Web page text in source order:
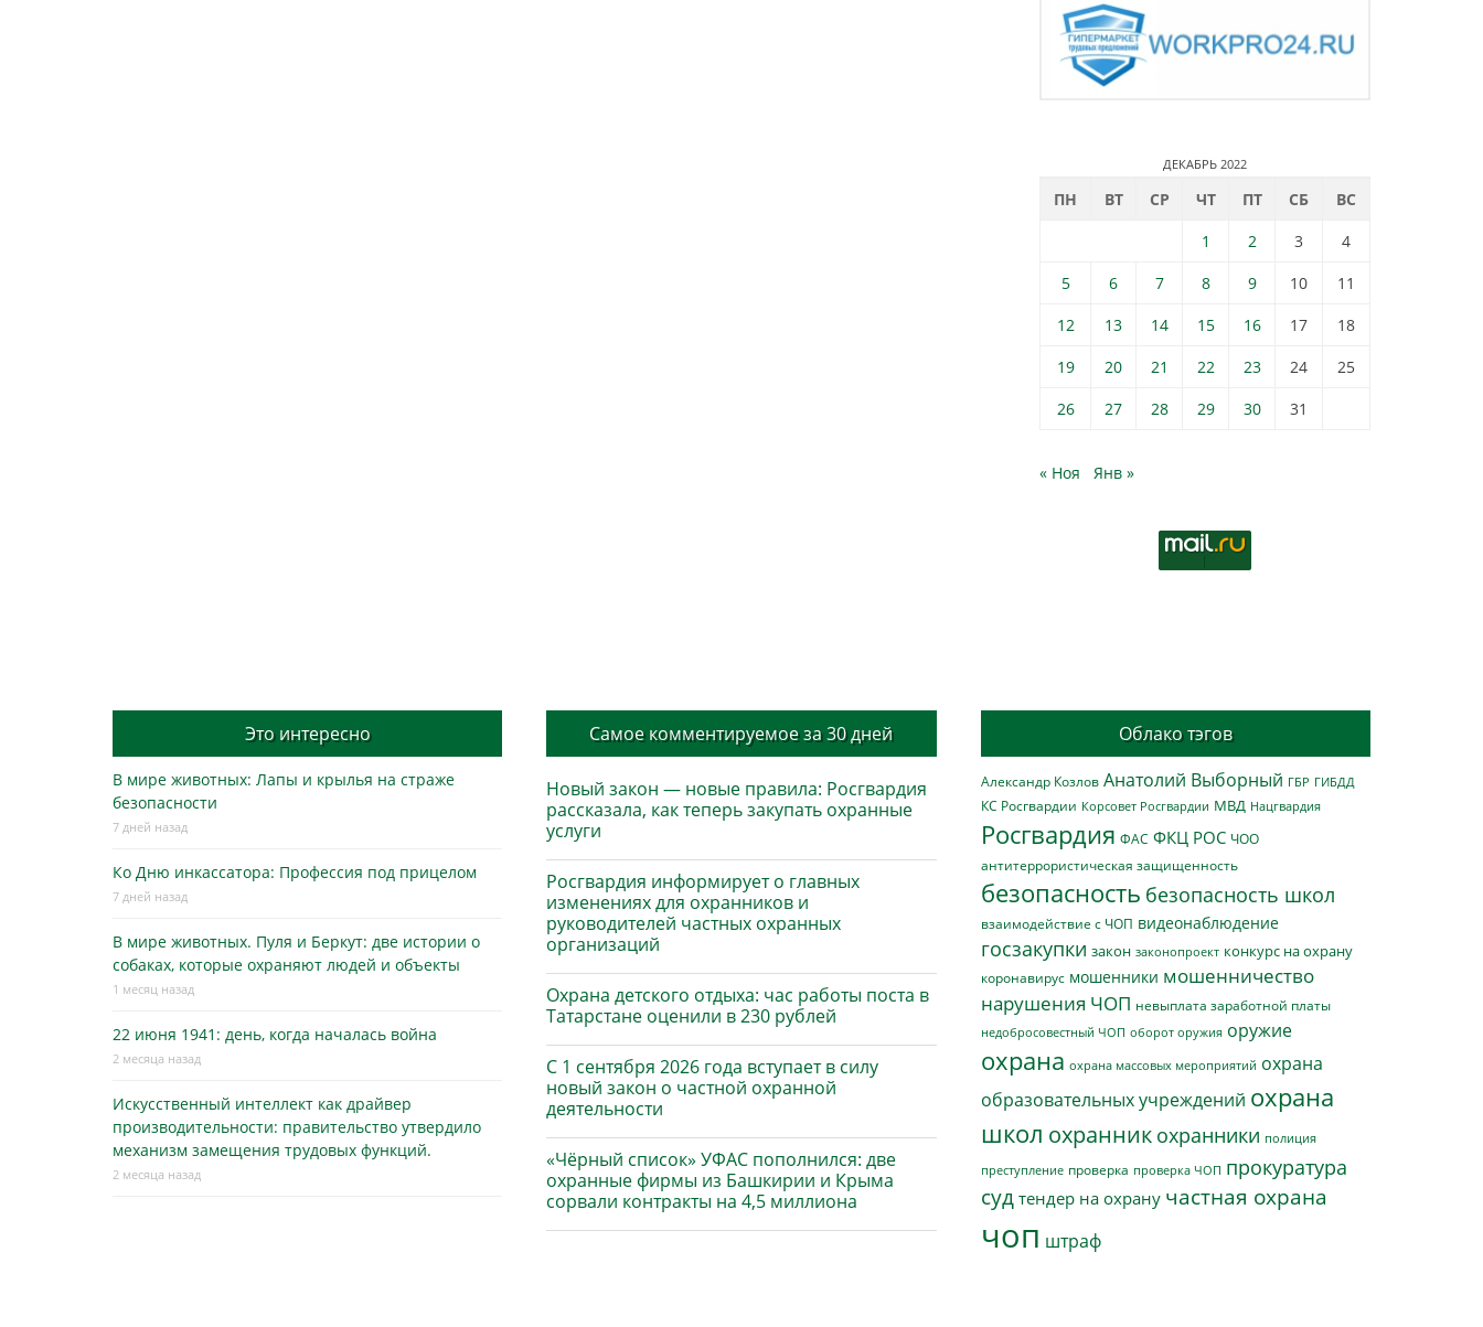
ДЕКАБРЬ 2022
ПН ВТ СР ЧТ ПТ СБ
ВС
1
2 3
4
5
6 7 8 9 10
11
12
13 14 15 16 17
18
19
20 21 22 23 24
25
26
27 28 29 30 31
« Ноя Янв »
Это интересно
В мире животных: Лапы и крылья на страже
безопасности
7 дней назад
Ко Дню инкассатора: Профессия под прицелом
7 дней назад
В мире животных. Пуля и Беркут: две истории о
собаках, которые охраняют людей и объекты
1 месяц назад
22 июня 1941: день, когда началась война
2 месяца назад
Искусственный интеллект как драйвер
производительности: правительство утвердило
механизм замещения трудовых функций.
2 месяца назад
Самое комментируемое за 30 дней
Новый закон — новые правила: Росгвардия
рассказала, как теперь закупать охранные
услуги
Росгвардия информирует о главных
изменениях для охранников и
руководителей частных охранных
организаций
Охрана детского отдыха: час работы поста в
Татарстане оценили в 230 рублей
С 1 сентября 2026 года вступает в силу
новый закон о частной охранной
деятельности
«Чёрный список» УФАС пополнился: две
охранные фирмы из Башкирии и Крыма
сорвали контракты на 4,5 миллиона
Облако тэгов
Александр Козлов Анатолий Выборный ГБР ГИБДД
КС Росгвардии Корсовет Росгвардии МВД Нацгвардия
Росгвардия ФАС ФКЦ РОС ЧОО
антитеррористическая защищенность
безопасность безопасность школ
взаимодействие с ЧОП видеонаблюдение
госзакупки закон законопроект конкурс на охрану
коронавирус мошенники мошенничество
нарушения ЧОП невыплата заработной платы
недобросовестный ЧОП оборот оружия оружие
охрана охрана массовых мероприятий охрана
образовательных учреждений охрана
школ охранник охранники полиция
преступление проверка проверка ЧОП прокуратура
суд тендер на охрану частная охрана
чоп штраф